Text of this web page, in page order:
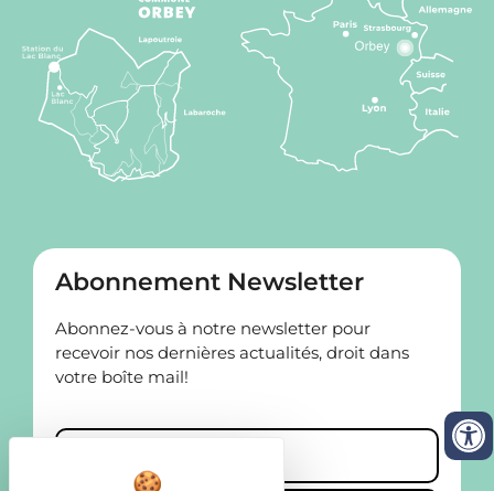
Abonnement Newsletter
Abonnez-vous à notre newsletter pour
recevoir nos dernières actualités, droit dans
votre boîte mail!